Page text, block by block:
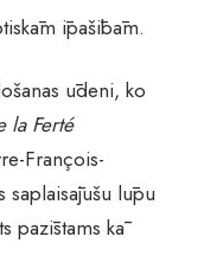
īpašībām.
ūdeni, ko
la Ferté
François-
lūpu
pazīstams kā